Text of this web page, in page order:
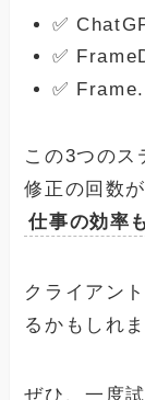
✅
✅
✅
この3つのス
修正の回数
仕事の効率
クライアン
るかもしれま
ぜひ、一度